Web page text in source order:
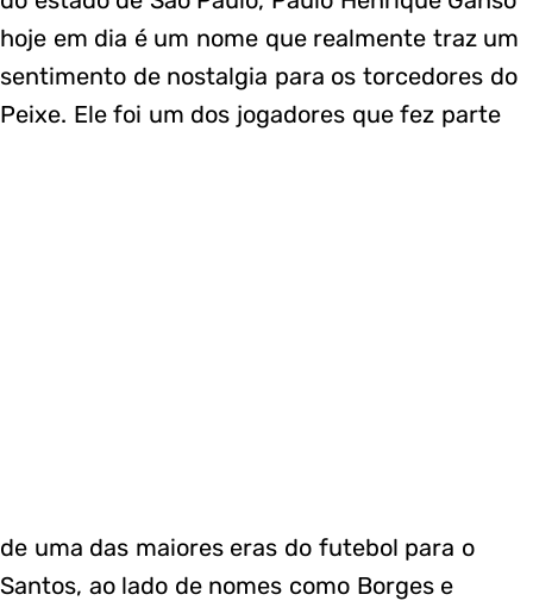
hoje em dia é um nome que realmente traz um
sentimento de nostalgia para os torcedores do
Peixe. Ele foi um dos jogadores que fez parte
de uma das maiores eras do futebol para o
Santos, ao lado de nomes como Borges e